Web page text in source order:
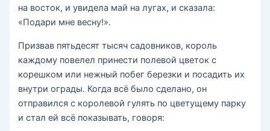
на восток, и увидела май на лугах, и сказала:
«Подари мне весну!».
Призвав пятьдесят тысяч садовников, король
каждому повелел принести полевой цветок с
корешком или нежный побег березки и посадить их
внутри ограды. Когда всё было сделано, он
отправился с королевой гулять по цветущему парку
и стал ей всё показывать, говоря: